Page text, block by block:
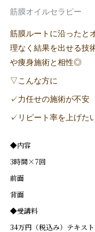
筋膜オイルセラピー
筋膜ルートに沿ったと
理なく結果を出せる技
や痩身施術と相性◎
▽こんな方に
✓力任せの施術が不安
✓リピート率を上げた
◆内容
3時間×7回
前面
背面
◆受講料
34万円（税込み）テキス